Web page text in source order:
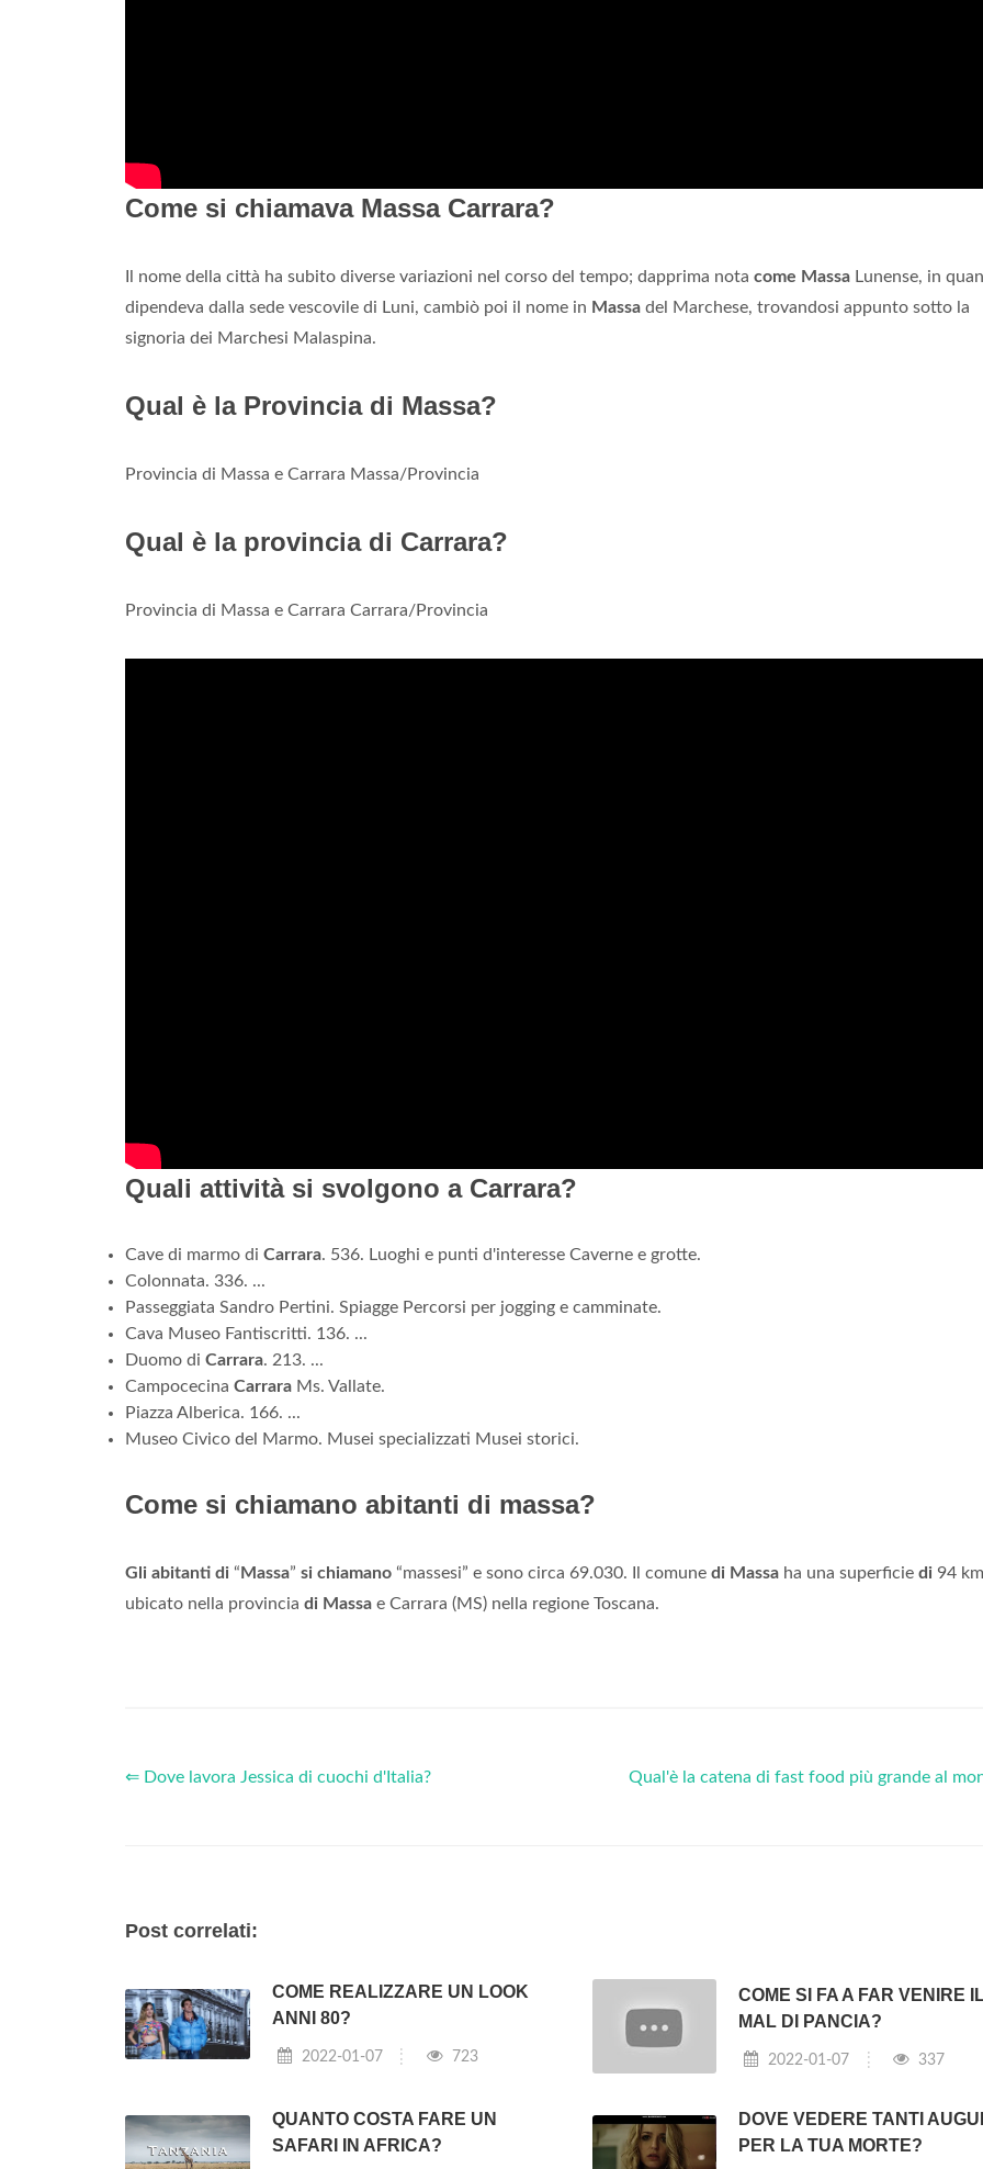
Come si chiamava Massa Carrara?
Il nome della città ha subito diverse variazioni nel corso del tempo; dapprima nota come Massa Lunense, in
dipendeva dalla sede vescovile di Luni, cambiò poi il nome in Massa del Marchese, trovandosi appunto sotto la
signoria dei Marchesi Malaspina.
Qual è la Provincia di Massa?
Provincia di Massa e Carrara Massa/Provincia
Qual è la provincia di Carrara?
Provincia di Massa e Carrara Carrara/Provincia
Quali attività si svolgono a Carrara?
Cave di marmo di Carrara. 536. Luoghi e punti d'interesse Caverne e grotte.
Colonnata. 336. ...
Passeggiata Sandro Pertini. Spiagge Percorsi per jogging e camminate.
Cava Museo Fantiscritti. 136. ...
Duomo di Carrara. 213. ...
Campocecina Carrara Ms. Vallate.
Piazza Alberica. 166. ...
Museo Civico del Marmo. Musei specializzati Musei storici.
Come si chiamano abitanti di massa?
Gli abitanti di “ Massa” si chiamano “massesi” e sono circa 69.030. Il comune di Massa ha una superficie di 94
ubicato nella provincia di Massa e Carrara (MS) nella regione Toscana.
⇐ Dove lavora Jessica di cuochi d'Italia? Qual'è la catena di fast food più grande al
Post correlati:
COME REALIZZARE UN LOOK
ANNI 80?
2022-01-07 723
COME SI FA A FAR VENIRE
MAL DI PANCIA?
2022-01-07 337
QUANTO COSTA FARE UN
SAFARI IN AFRICA?
DOVE VEDERE TANTI
PER LA TUA MORTE?